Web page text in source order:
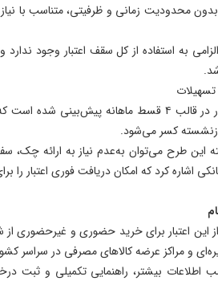
به استفاده از کل سقف اعتبار وجود
بازپرداخت این اعتبار در قالب ۴ قسط ماهانه
کسر می‌شود.
این طرح می‌توان به‌عدم نیاز به ارائه
اشاره کرد که امکان دریافت فوری اعتبار را
این اعتبار برای خرید حضوری و غیرحضوری
بیشتر، راهنمایی تکمیلی و ثبت